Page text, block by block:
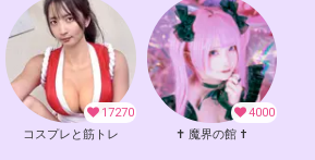
17270
コスプレと筋トレ
4000
‪✝︎ 魔界の館 †